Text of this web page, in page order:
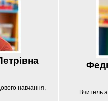
навчання,
Вчитель